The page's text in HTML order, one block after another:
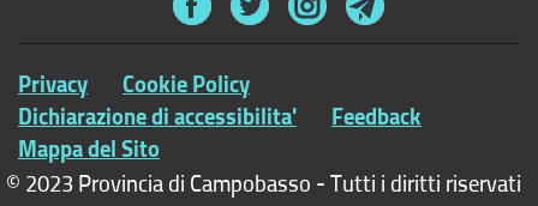
Privacy Cookie Policy
Dichiarazione di accessibilita' Feedback
Mappa del Sito
© 2023 Provincia di Campobasso - Tutti i diritti riservati